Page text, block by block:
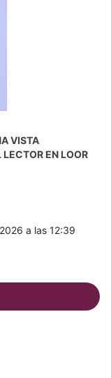
VISTA
EN LOOR
a las 12:39